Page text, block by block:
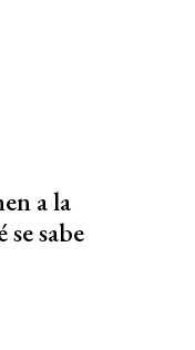
a la
sabe